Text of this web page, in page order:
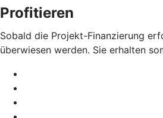
Profitieren
Sobald die Projekt-Finanzierung
überwiesen werden. Sie erhalten